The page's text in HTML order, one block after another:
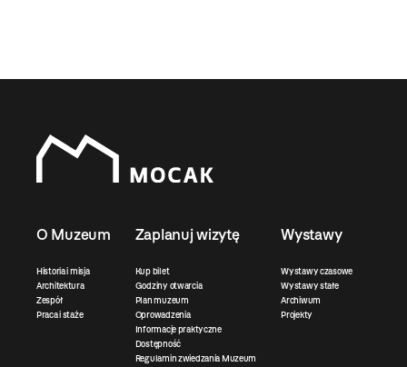
O Muzeum
Historia i misja
Architektura
Zespół
Praca i staże
Zaplanuj wizytę
Kup bilet
Godziny otwarcia
Plan muzeum
Oprowadzenia
Informacje praktyczne
Dostępność
Regulamin zwiedzania Muzeum
Wystawy
Wystawy czasowe
Wystawy stałe
Archiwum
Projekty